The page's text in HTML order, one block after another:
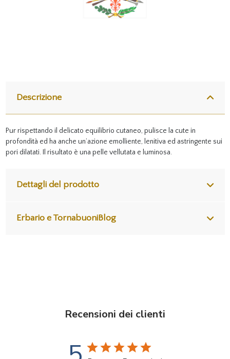
Descrizione
Pur rispettando il delicato equilibrio cutaneo, pulisce la cute in
profondità ed ha anche un’azione emolliente, lenitiva ed astringente sui
pori dilatati. Il risultato è una pelle vellutata e luminosa.
Dettagli del prodotto
Erbario e TornabuoniBlog
Recensioni dei clienti